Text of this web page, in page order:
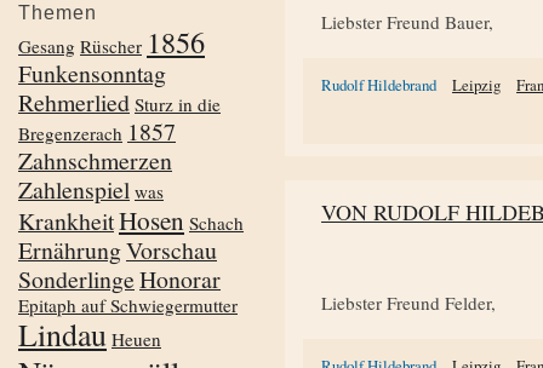
Liebster Freund Bauer,
Rudolf Hildebrand Leipzig
VON RUDOLF
Liebster Freund Felder,
Themen
Gesang Rüscher 1856
Funkensonntag
Rehmerlied Sturz in die
Bregenzerach 1857
Zahnschmerzen
Zahlenspiel was
KrankheitHosen Schach
ErnährungVorschau
SonderlingeHonorar
Epitaph auf Schwiegermutter
Lindau Heuen